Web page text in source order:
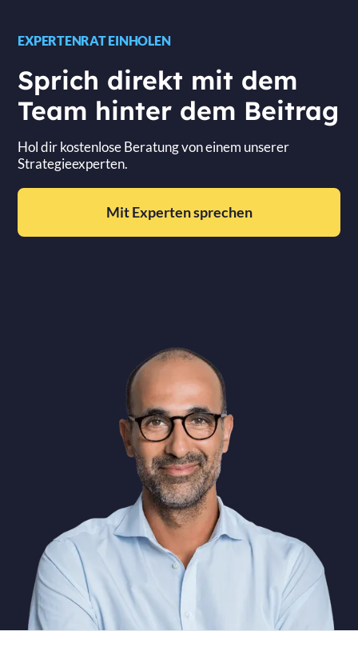
EXPERTENRAT EINHOLEN
Sprich direkt mit dem
Team hinter dem Beitrag
Hol dir kostenlose Beratung von einem unserer
Strategieexperten.
Mit Experten sprechen